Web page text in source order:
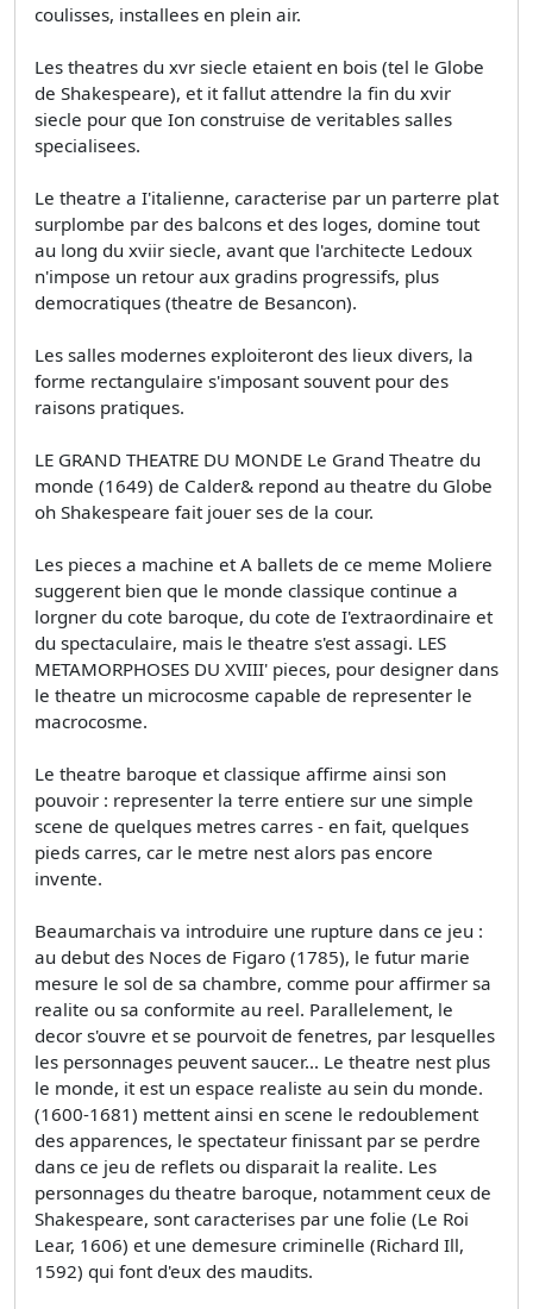
coulisses, installees en plein air.
Les theatres du xvr siecle etaient en bois (tel le Globe
de Shakespeare), et it fallut attendre la fin du xvir
siecle pour que Ion construise de veritables salles
specialisees.
Le theatre a I'italienne, caracterise par un parterre plat
surplombe par des balcons et des loges, domine tout
au long du xviir siecle, avant que l'architecte Ledoux
n'impose un retour aux gradins progressifs, plus
democratiques (theatre de Besancon).
Les salles modernes exploiteront des lieux divers, la
forme rectangulaire s'imposant souvent pour des
raisons pratiques.
LE GRAND THEATRE DU MONDE Le Grand Theatre du
monde (1649) de Calder& repond au theatre du Globe
oh Shakespeare fait jouer ses de la cour.
Les pieces a machine et A ballets de ce meme Moliere
suggerent bien que le monde classique continue a
lorgner du cote baroque, du cote de I'extraordinaire et
du spectaculaire, mais le theatre s'est assagi. LES
METAMORPHOSES DU XVIII' pieces, pour designer dans
le theatre un microcosme capable de representer le
macrocosme.
Le theatre baroque et classique affirme ainsi son
pouvoir : representer la terre entiere sur une simple
scene de quelques metres carres - en fait, quelques
pieds carres, car le metre nest alors pas encore
invente.
Beaumarchais va introduire une rupture dans ce jeu :
au debut des Noces de Figaro (1785), le futur marie
mesure le sol de sa chambre, comme pour affirmer sa
realite ou sa conformite au reel. Parallelement, le
decor s'ouvre et se pourvoit de fenetres, par lesquelles
les personnages peuvent saucer... Le theatre nest plus
le monde, it est un espace realiste au sein du monde.
(1600-1681) mettent ainsi en scene le redoublement
des apparences, le spectateur finissant par se perdre
dans ce jeu de reflets ou disparait la realite. Les
personnages du theatre baroque, notamment ceux de
Shakespeare, sont caracterises par une folie (Le Roi
Lear, 1606) et une demesure criminelle (Richard Ill,
1592) qui font d'eux des maudits.